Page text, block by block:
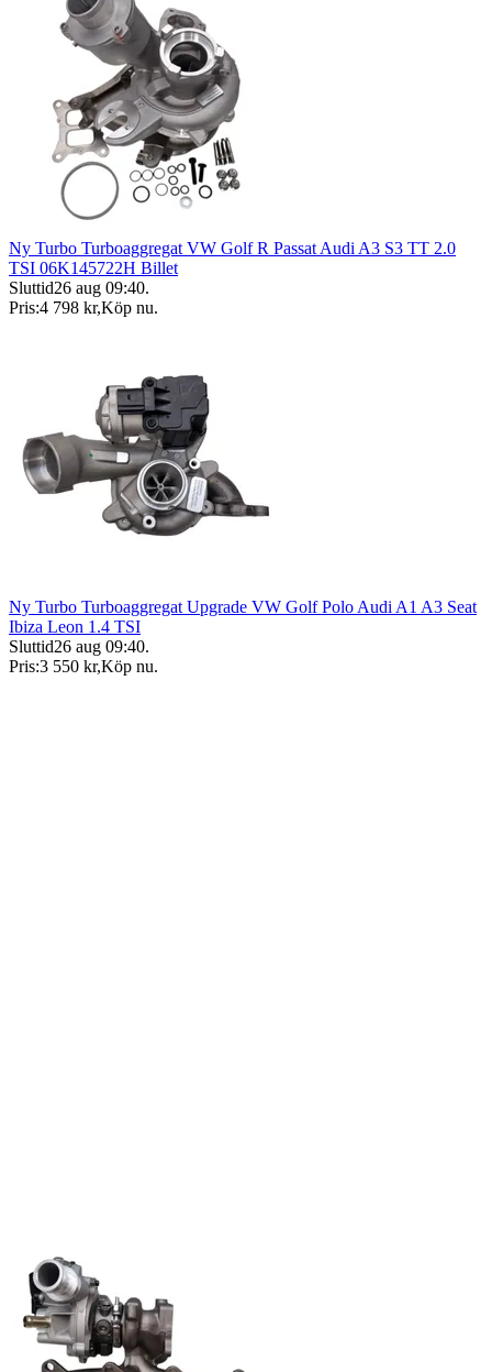
Ny Turbo Turboaggregat VW Golf R Passat Audi A3 S3 TT 2.0
TSI 06K145722H Billet
Sluttid26 aug 09:40.
Pris:4 798 kr,Köp nu.
Ny Turbo Turboaggregat Upgrade VW Golf Polo Audi A1 A3 Seat
Ibiza Leon 1.4 TSI
Sluttid26 aug 09:40.
Pris:3 550 kr,Köp nu.